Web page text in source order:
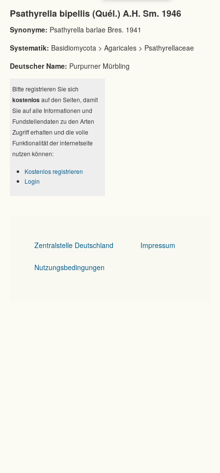
Psathyrella bipellis (Quél.) A.H. Sm. 1946
Synonyme: Psathyrella barlae Bres. 1941
Systematik: Basidiomycota > Agaricales > Psathyrellaceae
Deutscher Name: Purpurner Mürbling
Bitte registrieren Sie sich
kostenlos auf den Seiten, damit
Sie auf alle Informationen und
Fundstellendaten zu den Arten
Zugriff erhalten und die volle
Funktionalität der internetseite
nutzen können:
Kostenlos registrieren
Login
Zentralstelle Deutschland Impressum
Nutzungsbedingungen